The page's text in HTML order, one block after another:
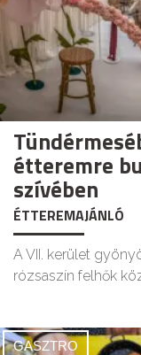
étteremre
szívében
ÉTTEREMAJÁNLÓ
A VII. kerület
rózsaszín felhők
GASZTRO